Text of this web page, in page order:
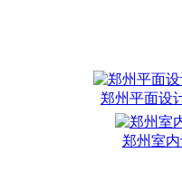
郑州平面设
郑州室